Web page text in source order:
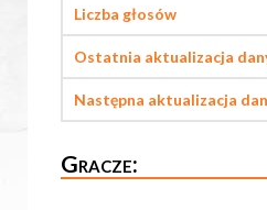
Liczba głosów
Ostatnia aktualizacja
Następna aktualizacja
Gracze: